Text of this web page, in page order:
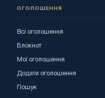
ОГОЛОШЕННЯ
Всі оголошення
Блокнот
Мої оголошення
Додати оголошення
Пошук